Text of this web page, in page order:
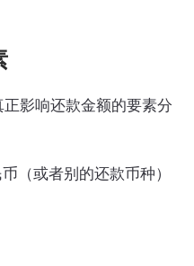
影响还款金额的要素分
（或者别的还款币种）